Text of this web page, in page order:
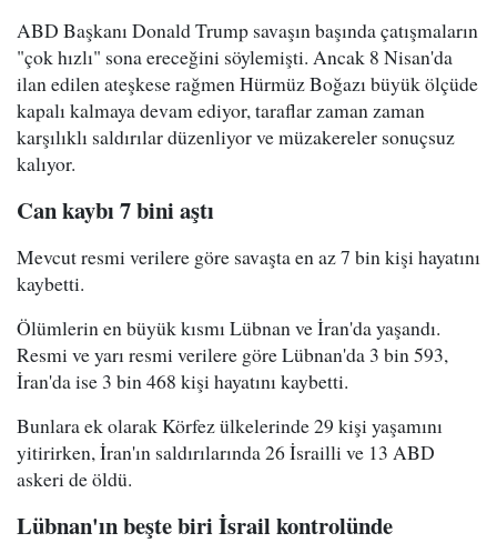
ABD Başkanı Donald Trump savaşın başında çatışmaların
"çok hızlı" sona ereceğini söylemişti. Ancak 8 Nisan'da
ilan edilen ateşkese rağmen Hürmüz Boğazı büyük ölçüde
kapalı kalmaya devam ediyor, taraflar zaman zaman
karşılıklı saldırılar düzenliyor ve müzakereler sonuçsuz
kalıyor.
Can kaybı 7 bini aştı
Mevcut resmi verilere göre savaşta en az 7 bin kişi hayatını
kaybetti.
Ölümlerin en büyük kısmı Lübnan ve İran'da yaşandı.
Resmi ve yarı resmi verilere göre Lübnan'da 3 bin 593,
İran'da ise 3 bin 468 kişi hayatını kaybetti.
Bunlara ek olarak Körfez ülkelerinde 29 kişi yaşamını
yitirirken, İran'ın saldırılarında 26 İsrailli ve 13 ABD
askeri de öldü.
Lübnan'ın beşte biri İsrail kontrolünde